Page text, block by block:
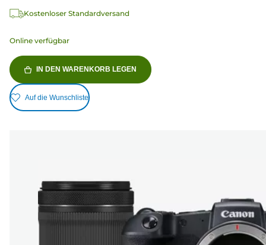
Kostenloser Standardversand
Online verfügbar
IN DEN WARENKORB LEGEN
Auf die Wunschliste